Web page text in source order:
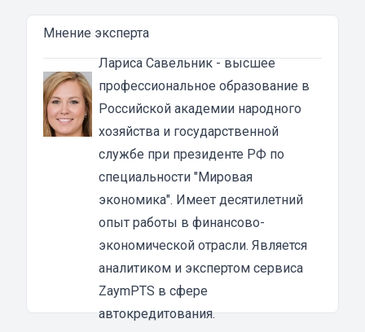
обратиться в ломбард, провести оценку
автомобиля и предоставить ПТС. В
зависимости от политики финансовой
структуры, придется либо оставить паспорт
технического средства в залог, либо с него
просто снимут копию, после чего, заемщик
может пользоваться транспортным
средством без каких-либо ограничений если
выплаты производятся без задержек и в
установленном договором объеме.
Воспользоваться данной услугой выгодно по
целому ряд причин:
Быстрое оформление – в большинстве
случаев принятие решение о выдаче займа
Мнение эксперта
Лариса Савельник- высшее
профессиональное образование в
Российской академии народного
хозяйства и государственной
службе при президенте РФ по
специальности "Мировая
экономика". Имеет десятилетний
опыт работы в финансово-
экономической отрасли. Является
аналитиком и экспертом сервиса
ZaymPTS в сфере
автокредитования.